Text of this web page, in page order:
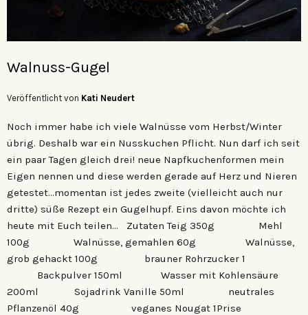
Walnuss-Gugel
Veröffentlicht von Kati Neudert
Noch immer habe ich viele Walnüsse vom Herbst/Winter
übrig. Deshalb war ein Nusskuchen Pflicht. Nun darf ich seit
ein paar Tagen gleich drei! neue Napfkuchenformen mein
Eigen nennen und diese werden gerade auf Herz und Nieren
getestet…momentan ist jedes zweite (vielleicht auch nur
dritte) süße Rezept ein Gugelhupf. Eins davon möchte ich
heute mit Euch teilen… Zutaten Teig 350g Mehl
100g Walnüsse, gemahlen 60g Walnüsse,
grob gehackt 100g brauner Rohrzucker 1
Backpulver 150ml Wasser mit Kohlensäure
200ml Sojadrink Vanille 50ml neutrales
Pflanzenöl 40g veganes Nougat 1Prise